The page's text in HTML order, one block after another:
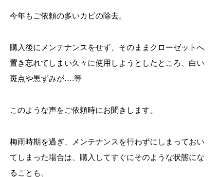
今年もご依頼の多いカビの除去。
購入後にメンテナンスをせず、そのままクローゼットへ
置き忘れてしまい久々に使用しようとしたところ、白い
斑点や黒ずみが….等
このような声をご依頼時にお聞きします。
梅雨時期を過ぎ、メンテナンスを行わずにしまっておい
てしまった場合は、購入してすぐにそのような状態にな
ることも。